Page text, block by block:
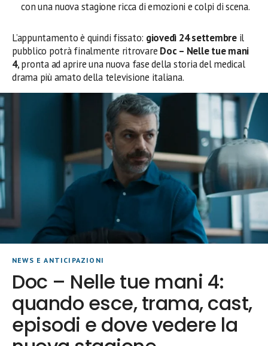
con una nuova stagione ricca di emozioni e colpi di scena.
L’appuntamento è quindi fissato: giovedì 24 settembreil
pubblico potrà finalmente ritrovare Doc – Nelle tue mani
4, pronta ad aprire una nuova fase della storia del medical
drama più amato della televisione italiana.
NEWS E ANTICIPAZIONI
Doc – Nelle tue mani 4:
quando esce, trama, cast,
episodi e dove vedere la